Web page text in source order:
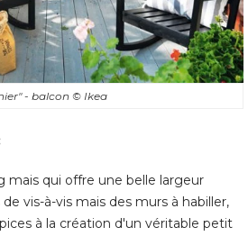
- balcon © Ikea
mais qui offre une belle largeur
vis-à-vis mais des murs à habiller,
à la création d'un véritable petit